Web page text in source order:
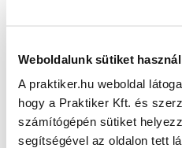
Weboldalunk sütiket használ
A praktiker.hu weboldal
hogy a Praktiker Kft. és
számítógépén sütiket
segítségével az oldalon tett
Oldal